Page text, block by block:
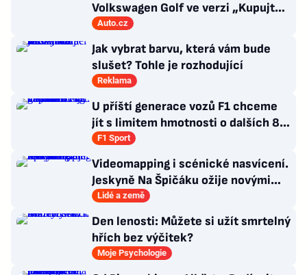
Volkswagen Golf ve verzi „Kupujte,
než ho zakážou“
Auto.cz
Jak vybrat barvu, která vám bude
slušet? Tohle je rozhodující
Reklama
U příští generace vozů F1 chceme
jít s limitem hmotnosti o dalších 80
kg níž, tvrdí FIA
F1 Sport
Videomapping i scénické nasvícení.
Jeskyně Na Špičáku ožije novými
technologiemi
Lidé a země
Den lenosti: Můžete si užít smrtelný
hřích bez výčitek?
Moje Psychologie